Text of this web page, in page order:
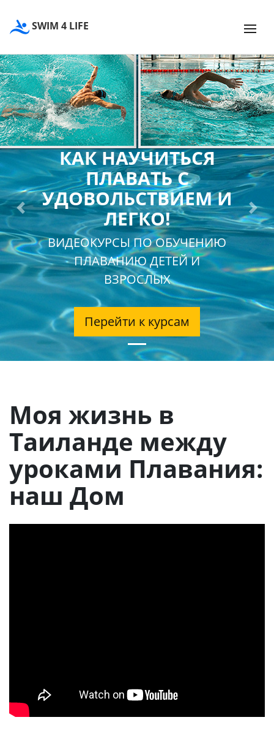
SWIM 4 LIFE
КАК НАУЧИТЬСЯ
ПЛАВАТЬ С
УДОВОЛЬСТВИЕМ И
ЛЕГКО!
ВИДЕОКУРСЫ ПО ОБУЧЕНИЮ
ПЛАВАНИЮ ДЕТЕЙ И
ВЗРОСЛЫХ
Перейти к курсам
Previous Next
Моя жизнь в
Таиланде между
уроками Плавания:
наш Дом